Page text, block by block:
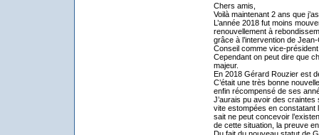
Chers amis,
Voilà maintenant 2 ans que
L’année 2018 fut moins
renouvellement à
grâce à l’intervention de
Conseil comme vice-
Cependant on peut dire que
majeur.
En 2018 Gérard Rouzier est
C’était une très bonne
enfin récompensé de ses
J’aurais pu avoir des craintes
vite estompées en constatant
sait ne peut concevoir
de cette situation, la preuve